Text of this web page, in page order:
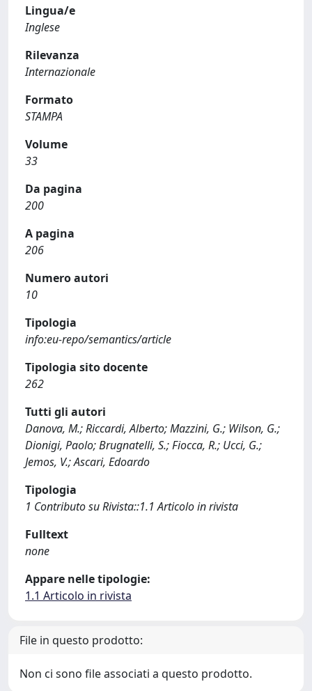
Lingua/e
Inglese
Rilevanza
Internazionale
Formato
STAMPA
Volume
33
Da pagina
200
A pagina
206
Numero autori
10
Tipologia
info:eu-repo/semantics/article
Tipologia sito docente
262
Tutti gli autori
Danova, M.; Riccardi, Alberto; Mazzini, G.; Wilson, G.;
Dionigi, Paolo; Brugnatelli, S.; Fiocca, R.; Ucci, G.;
Jemos, V.; Ascari, Edoardo
Tipologia
1 Contributo su Rivista::1.1 Articolo in rivista
Fulltext
none
Appare nelle tipologie:
1.1 Articolo in rivista
File in questo prodotto:
Non ci sono file associati a questo prodotto.